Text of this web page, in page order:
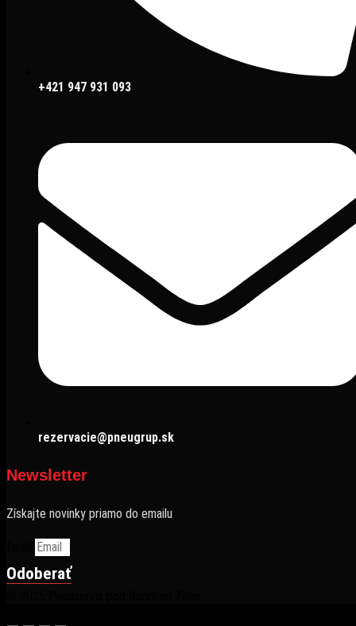
+421 947 931 093
rezervacie@pneugrup.sk
Newsletter
Získajte novinky priamo do emailu
Odoberať